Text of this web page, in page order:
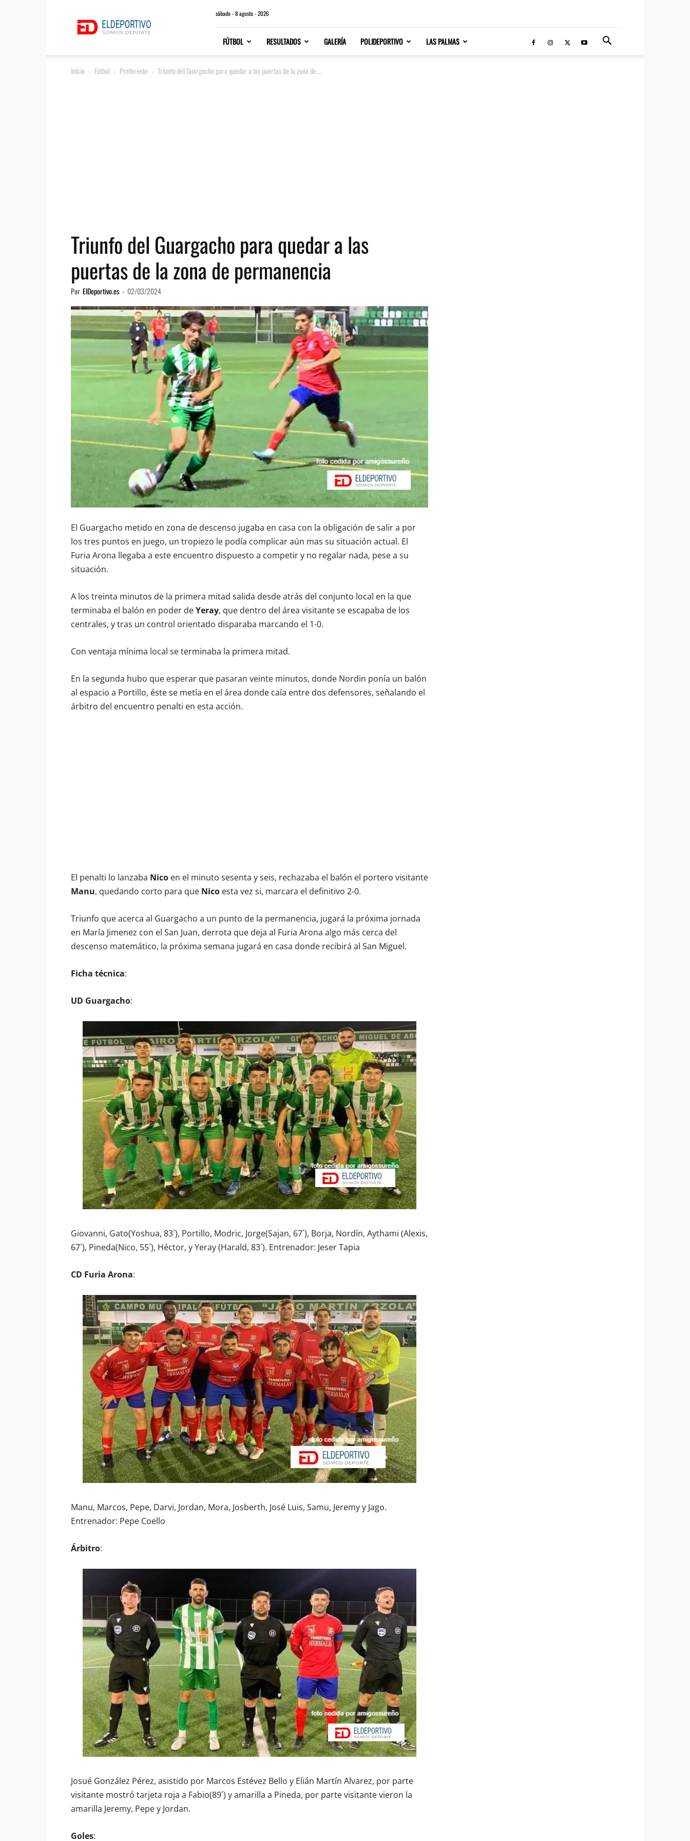
sábado - 8 agosto - 2026
FÚTBOL RESULTADOS GALERÍA POLIDEPORTIVO LAS PALMAS
Inicio Fútbol Preferente Triunfo del Guargacho para quedar a las puertas de la zona de...
Triunfo del Guargacho para quedar a las
puertas de la zona de permanencia
Por ElDeportivo.es - 02/03/2024
El Guargacho metido en zona de descenso jugaba en casa con la obligación de salir a por
los tres puntos en juego, un tropiezo le podía complicar aún mas su situación actual. El
Furia Arona llegaba a este encuentro dispuesto a competir y no regalar nada, pese a su
situación.
A los treinta minutos de la primera mitad salida desde atrás del conjunto local en la que
terminaba el balón en poder deYeray, que dentro del área visitante se escapaba de los
centrales, y tras un control orientado disparaba marcando el 1-0.
Con ventaja mínima local se terminaba la primera mitad.
En la segunda hubo que esperar que pasaran veinte minutos, donde Nordin ponía un balón
al espacio a Portillo, éste se metía en el área donde caía entre dos defensores, señalando el
árbitro del encuentro penalti en esta acción.
El penalti lo lanzaba Nico en el minuto sesenta y seis, rechazaba el balón el portero visitante
Manu, quedando corto para que Nico esta vez si, marcara el definitivo 2-0.
Triunfo que acerca al Guargacho a un punto de la permanencia, jugará la próxima jornada
en María Jimenez con el San Juan, derrota que deja al Furia Arona algo más cerca del
descenso matemático, la próxima semana jugará en casa donde recibirá al San Miguel.
Ficha técnica:
UD Guargacho:
Giovanni, Gato(Yoshua, 83´), Portillo, Modric, Jorge(Sajan, 67´), Borja, Nordín, Aythami (Alexis,
67´), Pineda(Nico, 55´), Héctor, y Yeray (Harald, 83´). Entrenador: Jeser Tapia
CD Furia Arona:
Manu, Marcos, Pepe, Darvi, Jordan, Mora, Josberth, José Luis, Samu, Jeremy y Jago.
Entrenador: Pepe Coello
Árbitro:
Josué González Pérez, asistido por Marcos Estévez Bello y Elián Martín Alvarez, por parte
visitante mostró tarjeta roja a Fabio(89´) y amarilla a Pineda, por parte visitante vieron la
amarilla Jeremy, Pepe y Jordan.
Goles: